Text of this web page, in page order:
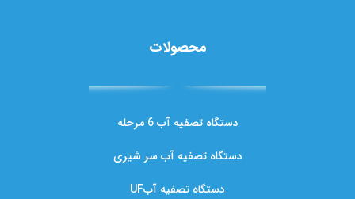
محصولات
دستگاه تصفیه آب 6 مرحله
دستگاه تصفیه آب سر شیری
دستگاه تصفیه آبUF